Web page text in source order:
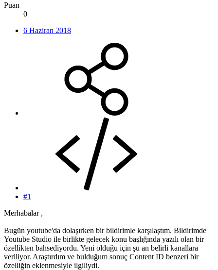
Puan
0
6 Haziran 2018
#1
Merhabalar ,
Bugün youtube'da dolaşırken bir bildirimle karşılaştım. Bildirimde
Youtube Studio ile birlikte gelecek konu başlığında yazılı olan bir
özellikten bahsediyordu. Yeni olduğu için şu an belirli kanallara
veriliyor. Araştırdım ve bulduğum sonuç Content ID benzeri bir
özelliğin eklenmesiyle ilgiliydi.